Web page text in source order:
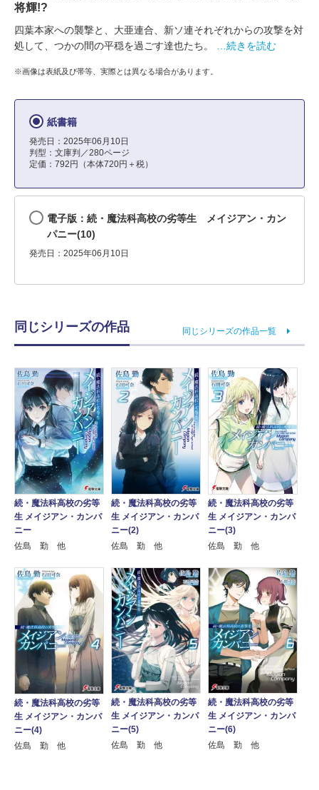
将輝!?
四葉本家への襲撃と、大亜連合、新ソ連それぞれからの攻撃を対
処して、つかの間の平穏を過ごす達也たち。
…続きを読む
※画像は表紙及び帯等、実際とは異なる場合があります。
紙書籍
発売日：2025年06月10日
判型：文庫判／280ページ
定価：792円（本体720円＋税）
電子版：続・魔法科高校の劣等生 メイジアン・カン
パニー(10)
発売日：2025年06月10日
同じシリーズの作品 同じシリーズの作品一覧
続・魔法科高校の劣等
生 メイジアン・カンパ
ニー
佐島 勤 他
続・魔法科高校の劣等
生 メイジアン・カンパ
ニー(2)
佐島 勤 他
続・魔法科高校の劣等
生 メイジアン・カンパ
ニー(3)
佐島 勤 他
続・魔法科高校の劣等
生 メイジアン・カンパ
ニー(4)
佐島 勤 他
続・魔法科高校の劣等
生 メイジアン・カンパ
ニー(5)
佐島 勤 他
続・魔法科高校の劣等
生 メイジアン・カンパ
ニー(6)
佐島 勤 他